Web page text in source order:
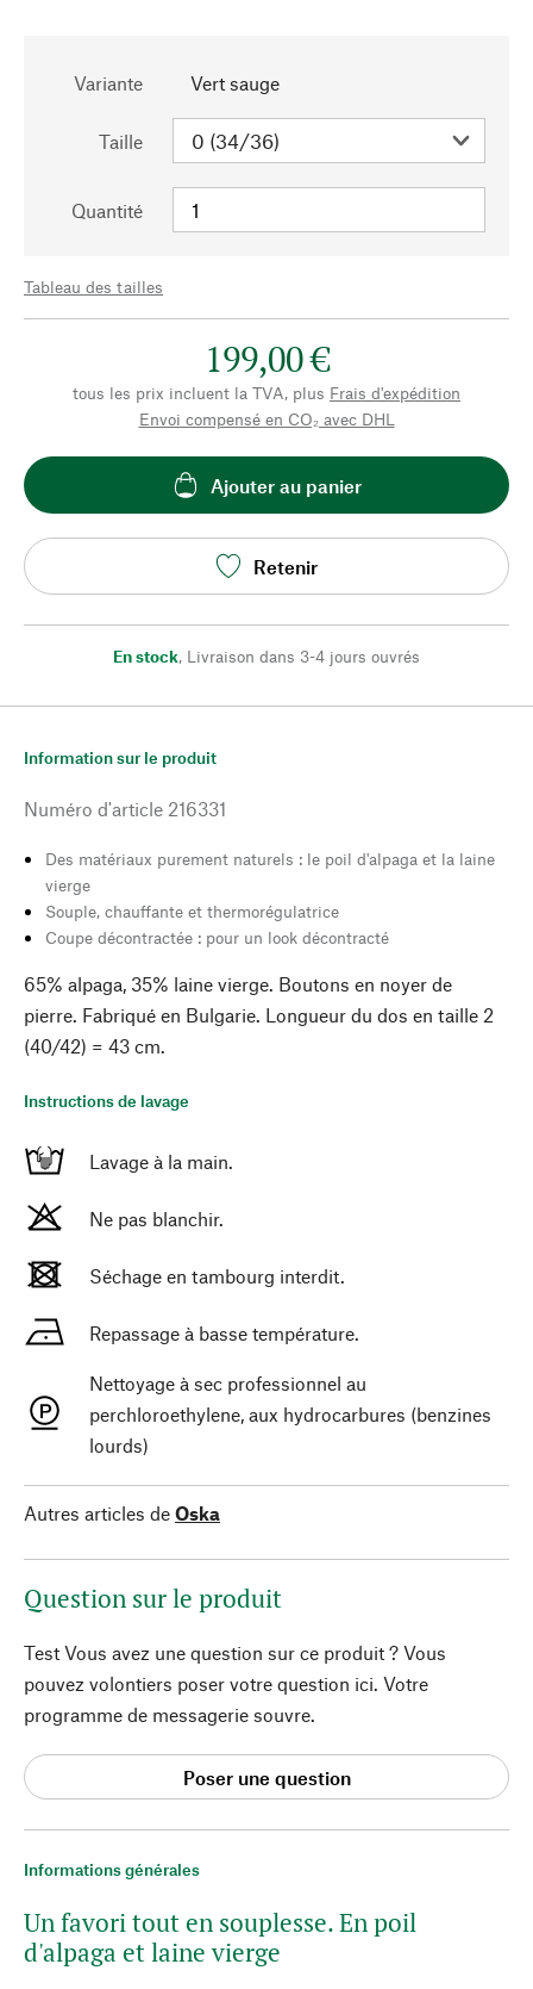
Variante Vert sauge
Taille
Quantité
Tableau des tailles
199,00 €
tous les prix incluent la TVA, plus Frais d'expédition
Envoi compensé en CO₂ avec DHL
Ajouter au panier
Retenir
En stock, Livraison dans 3-4 jours ouvrés
Informations générales
Un favori tout en souplesse. En poil
d'alpaga et laine vierge
Information sur le produit
Numéro d'article 216331
Des matériaux purement naturels : le poil d'alpaga et la laine
vierge
Souple, chauffante et thermorégulatrice
Coupe décontractée : pour un look décontracté
65% alpaga, 35% laine vierge. Boutons en noyer de
pierre. Fabriqué en Bulgarie. Longueur du dos en taille 2
(40/42) = 43 cm.
Instructions de lavage
Lavage à la main.
Ne pas blanchir.
Séchage en tambourg interdit.
Repassage à basse température.
Nettoyage à sec professionnel au
perchloroethylene, aux hydrocarbures (benzines
lourds)
Autres articles de Oska
Question sur le produit
Test Vous avez une question sur ce produit ? Vous
pouvez volontiers poser votre question ici. Votre
programme de messagerie souvre.
Poser une question